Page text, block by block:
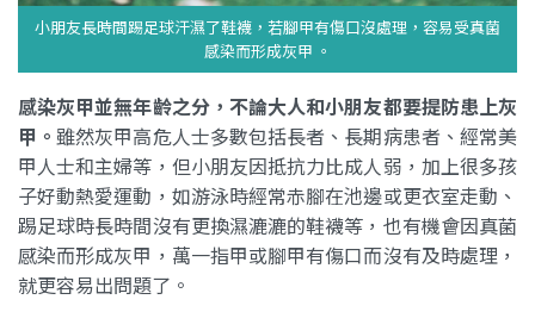
小朋友長時間踢足球汗濕了鞋襪，若腳甲有傷口沒處理，容易受真菌
感染而形成灰甲 。
感染灰甲並無年齡之分，不論大人和小朋友都要提防患上灰
甲。雖然灰甲高危人士多數包括長者、長期病患者、經常美
甲人士和主婦等，但小朋友因抵抗力比成人弱，加上很多孩
子好動熱愛運動，如游泳時經常赤腳在池邊或更衣室走動、
踢足球時長時間沒有更換濕漉漉的鞋襪等，也有機會因真菌
感染而形成灰甲，萬一指甲或腳甲有傷口而沒有及時處理，
就更容易出問題了。